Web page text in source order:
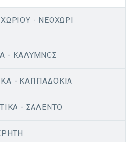
- ΝΕΟΧΏΡΙ
- ΚΆΛΥΜΝΟΣ
- ΚΑΠΠΑΔΟΚΊΑ
- ΣΑΛΈΝΤΟ